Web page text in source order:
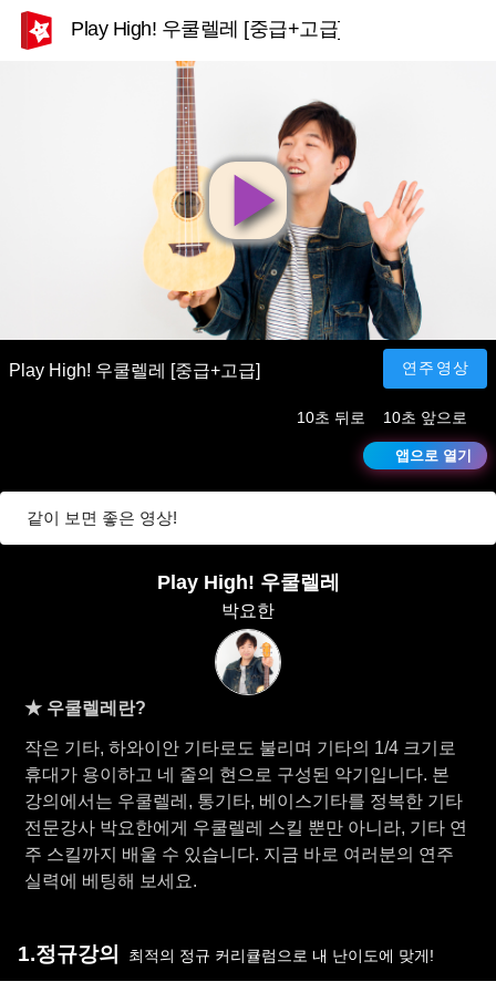
Play High! 우쿨렐레 [중급+고급]
영
상
재
생
Play High! 우쿨렐레 [중급+고급] 연주영상
10초 뒤로 10초 앞으로
앱으로 열기
같이 보면 좋은 영상!
Play High! 우쿨렐레
박요한
★ 우쿨렐레란?
작은 기타, 하와이안 기타로도 불리며 기타의 1/4 크기로
휴대가 용이하고 네 줄의 현으로 구성된 악기입니다. 본
강의에서는 우쿨렐레, 통기타, 베이스기타를 정복한 기타
전문강사 박요한에게 우쿨렐레 스킬 뿐만 아니라, 기타 연
주 스킬까지 배울 수 있습니다. 지금 바로 여러분의 연주
실력에 베팅해 보세요.
1.정규강의 최적의 정규 커리큘럼으로 내 난이도에 맞게!